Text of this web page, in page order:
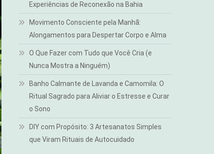
Experiências de Reconexão na Bahia
Movimento Consciente pela Manhã:
Alongamentos para Despertar Corpo e Alma
O Que Fazer com Tudo que Você Cria (e
Nunca Mostra a Ninguém)
Banho Calmante de Lavanda e Camomila: O
Ritual Sagrado para Aliviar o Estresse e Curar
o Sono
DIY com Propósito: 3 Artesanatos Simples
que Viram Rituais de Autocuidado